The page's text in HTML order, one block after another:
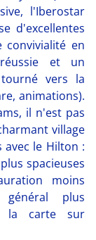
l'Iberostar
d'excellentes
en
et un
vers la
animations).
il n'est pas
village
avec le Hilton :
spacieuses
moins
plus
la carte sur